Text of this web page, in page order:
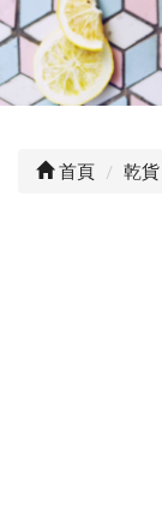
首頁 乾貨